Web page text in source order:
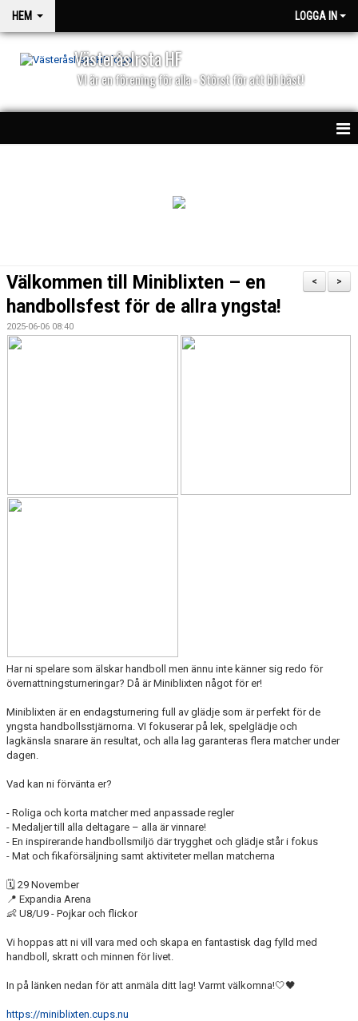
HEM LOGGA IN
VästeråsIrsta HF
VI är en förening för alla - Störst för att bli bäst!
MATCHER
>
<
Välkommen till Miniblixten – en
handbollsfest för de allra yngsta!
2025-06-06 08:40
Har ni spelare som älskar handboll men ännu inte känner sig redo för
övernattningsturneringar? Då är Miniblixten något för er!
Miniblixten är en endagsturnering full av glädje som är perfekt för de
yngsta handbollsstjärnorna. VI fokuserar på lek, spelglädje och
lagkänsla snarare än resultat, och alla lag garanteras flera matcher under
dagen.
Vad kan ni förvänta er?
- Roliga och korta matcher med anpassade regler
- Medaljer till alla deltagare – alla är vinnare!
- En inspirerande handbollsmiljö där trygghet och glädje står i fokus
- Mat och fikaförsäljning samt aktiviteter mellan matcherna
🗓️ 29 November
📍 Expandia Arena
👶 U8/U9 - Pojkar och flickor
Vi hoppas att ni vill vara med och skapa en fantastisk dag fylld med
handboll, skratt och minnen för livet.
In på länken nedan för att anmäla ditt lag! Varmt välkomna!🤍🖤
https://miniblixten.cups.nu